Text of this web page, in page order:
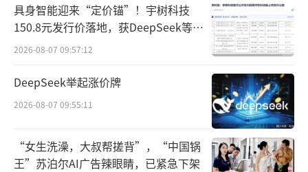
此外，上海医药与和黄医药签署补充协
议，一是明确了交割的先决条件；二是上海和
黄药业的董事会组成应是上海医药及上药药材
共同有权提名四名董事，金浦基金有权提名两
名董事，及和黄医药有权提名一名董事。
具身智能迎来“定价锚”！宇树科技
150.8元发行价落地，获DeepSeek等豪
华战配加持
2026-08-07 09:57:12
DeepSeek举起涨价牌
2026-08-07 09:55:11
“女生洗澡，大叔帮搓背”，“中国锅
王”苏泊尔AI广告辣眼睛，已紧急下架